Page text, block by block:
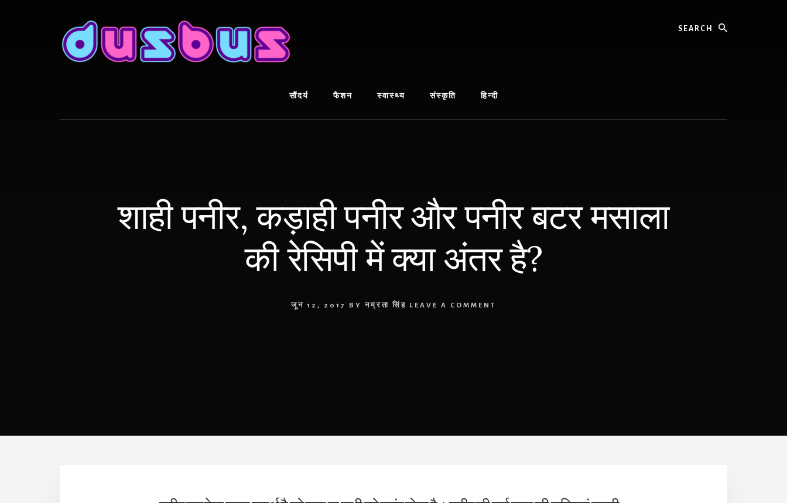
सौंदर्य फैशन स्वास्थ्य संस्कृति हिन्दी
शाही पनीर, कड़ाही पनीर और पनीर बटर मसाला
की रेसिपी में क्या अंतर है?
जून 12, 2017 BYनम्रता सिंह LEAVE A COMMENT